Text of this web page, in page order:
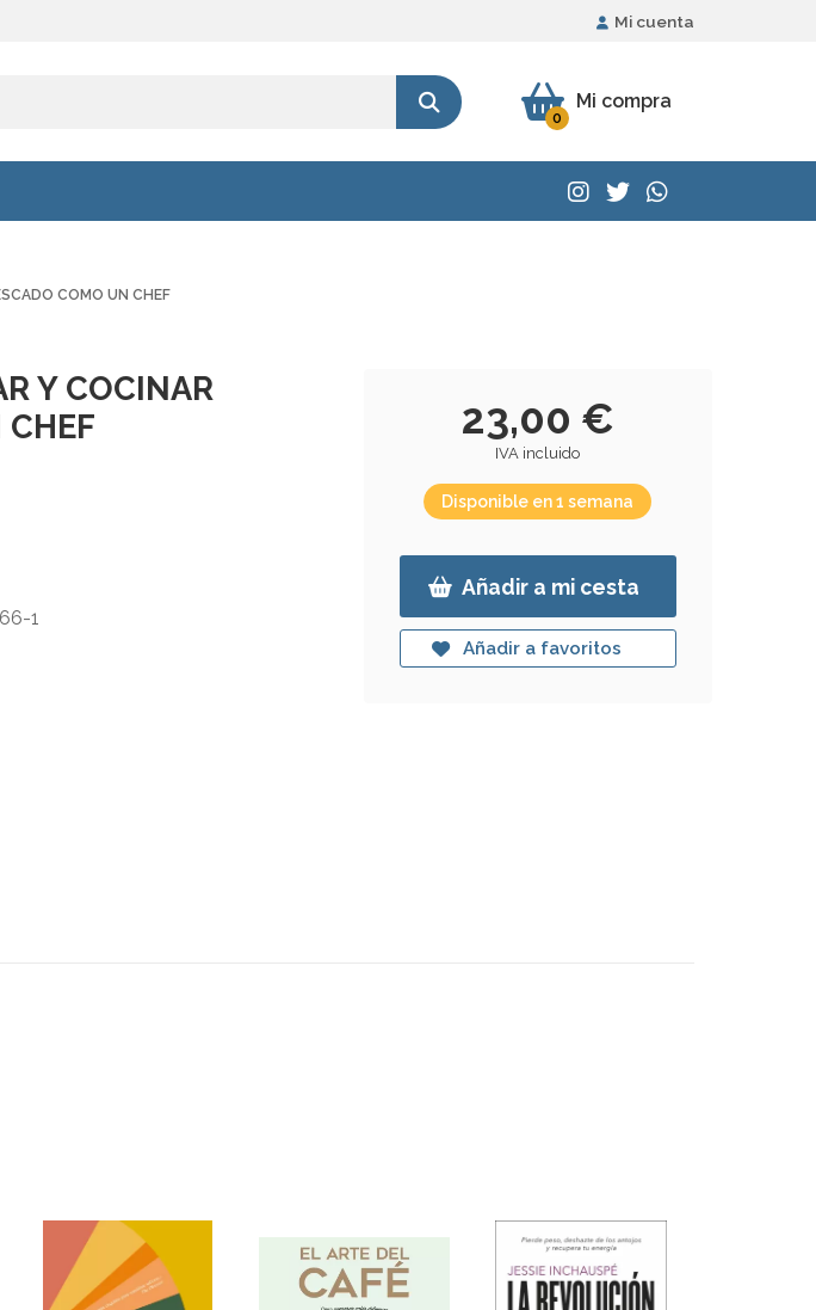
Mi cuenta
Mi compra
0
COMO UN CHEF
Y COCINAR
1
23,00 €
IVA incluido
Disponible en 1 semana
Añadir a mi cesta
Añadir a favoritos